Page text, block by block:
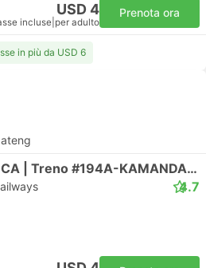
USD 4
incluse per adulto
Prenota ora
in più da USD 6
Economy CA | Treno #194A-KAMANDAKA
4.7